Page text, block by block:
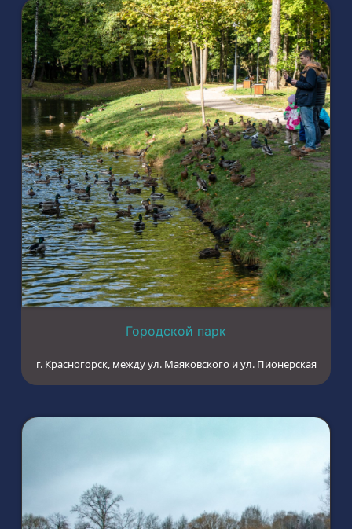
Городской парк
г. Красногорск, между ул. Маяковского и ул. Пионерская